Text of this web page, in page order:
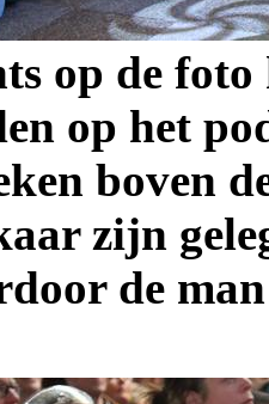
op de
op het
boven
zijn
de